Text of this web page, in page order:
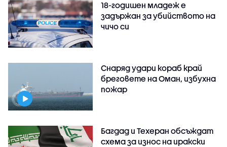
18-годишен младеж е
задържан за убийството на
чичо си
Снаряд удари кораб край
бреговете на Оман, избухна
пожар
Багдад и Техеран обсъждат
схема за износ на иракски